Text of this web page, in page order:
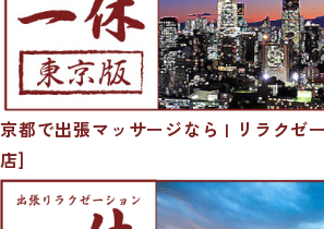
京都で出張マッサージなら | リラクゼ
店]